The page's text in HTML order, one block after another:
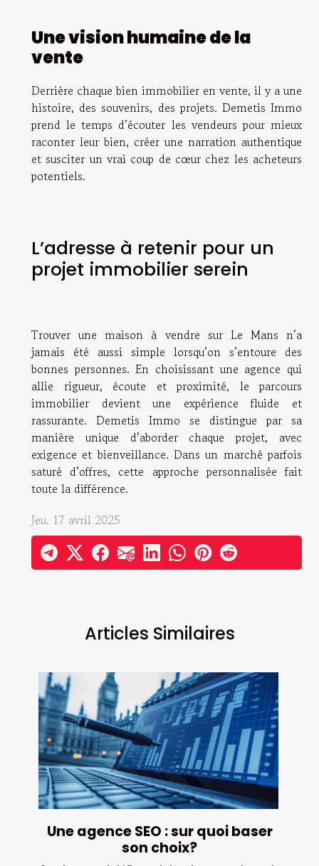
Articles Similaires
Une agence SEO : sur quoi baser
son choix?
Une vision humaine de la
vente
Derrière chaque bien immobilier en vente, il y a une
histoire, des souvenirs, des projets. Demetis Immo
prend le temps d’écouter les vendeurs pour mieux
raconter leur bien, créer une narration authentique
et susciter un vrai coup de cœur chez les acheteurs
potentiels.
L’adresse à retenir pour un
projet immobilier serein
Trouver une maison à vendre sur Le Mans n’a
jamais été aussi simple lorsqu’on s’entoure des
bonnes personnes. En choisissant une agence qui
allie rigueur, écoute et proximité, le parcours
immobilier devient une expérience fluide et
rassurante. Demetis Immo se distingue par sa
manière unique d’aborder chaque projet, avec
exigence et bienveillance. Dans un marché parfois
saturé d’offres, cette approche personnalisée fait
toute la différence.
Jeu. 17 avril 2025